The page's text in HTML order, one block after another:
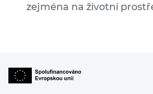
zejména na životní